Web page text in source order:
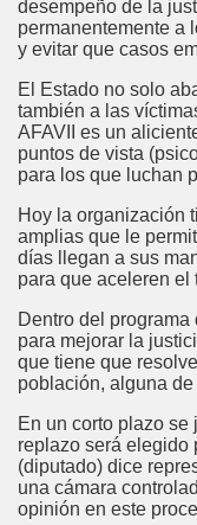
desempeño de la
permanentemente a
y evitar que casos
El Estado no solo
también a las
AFAVII es un
puntos de vista
para los que luchan
Hoy la organización
amplias que le
días llegan a sus
para que aceleren el
Dentro del
para mejorar la
que tiene que
población, alguna
En un corto plazo
replazo será elegido
(diputado) dice
una cámara
opinión en este